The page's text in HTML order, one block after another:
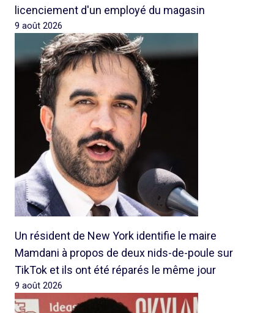
licenciement d'un employé du magasin
9 août 2026
Un résident de New York identifie le maire
Mamdani à propos de deux nids-de-poule sur
TikTok et ils ont été réparés le même jour
9 août 2026